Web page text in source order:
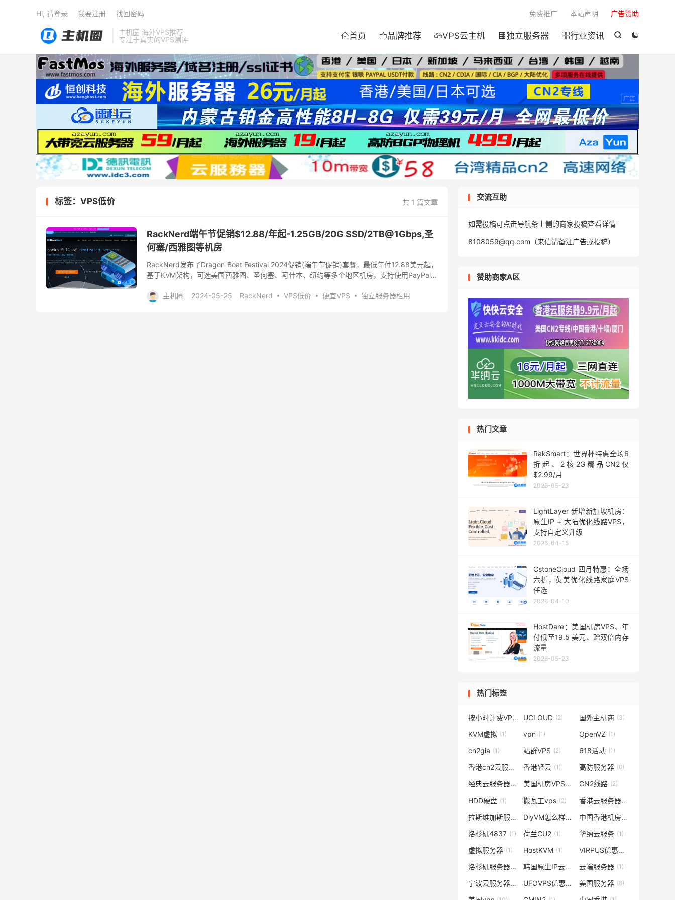
主机圈 海外VPS推荐
专注于真实的VPS测评


首页 品牌推荐 VPS云主机 独立服务器 行业资讯
免费推广 本站声明 广告赞助
Hi, 请登录 我要注册 找回密码
共 1 篇文章
标签：VPS低价
RackNerd端午节促销$12.88/年起-1.25GB/20G SSD/2TB@1Gbps,圣
何塞/西雅图等机房
RackNerd发布了Dragon Boat Festival 2024促销(端午节促销)套餐，最低年付12.88美元起，
基于KVM架构，可选美国西雅图、圣何塞、阿什本、纽约等多个地区机房，支持使用PayPal、
主机圈
2024-05-25 RackNerd VPS低价 便宜VPS 独立服务器租用
交流互助
如需投稿可点击导航条上侧的商家投稿查看详情
8108059@qq.com（来信请备注广告或投稿）
赞助商家A区
热门文章
RakSmart：世界杯特惠全场6
折起、2核2G精品CN2仅
$2.99/月
2026-05-23
LightLayer 新增新加坡机房：
原生IP + 大陆优化线路VPS，
支持自定义升级
2026-04-15
CstoneCloud 四月特惠：全场
六折，英美优化线路家庭VPS
任选
2026-04-10
HostDare：美国机房VPS、年
付低至19.5 美元、赠双倍内存
流量
2026-05-23
热门标签
按小时计费VPS (3)
UCLOUD (2) 国外主机商 (3)
KVM虚拟 (1) vpn (1) OpenVZ (1)
cn2gia (1) 站群VPS (2) 618活动 (1)
香港cn2云服务器 (1)
香港轻云 (1) 高防服务器 (6)
经典云服务器
(1) 美国机房VPS
(1) CN2线路 (2)
HDD硬盘 (1) 搬瓦工vps (2) 香港云服务器(4)
拉斯维加斯服务器 (2) DiyVM怎么样
(1) 中国香港机房
(1)
洛杉矶4837 (1) 荷兰CU2 (1) 华纳云服务 (1)
虚拟服务器 (1) HostKVM (1) VIRPUS优惠码
洛杉矶服务器(4) 韩国原生IP云服务器 (1)
云端服务器 (1)
宁波云服务器
(1) UFOVPS优惠码 (1)
美国服务器 (8)